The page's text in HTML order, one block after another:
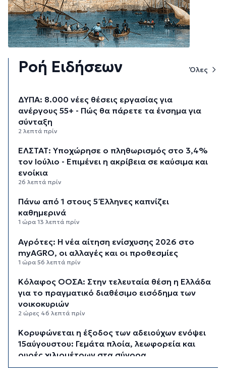
Ροή Ειδήσεων Όλες
ΔΥΠΑ: 8.000 νέες θέσεις εργασίας για
ανέργους 55+ - Πώς θα πάρετε τα ένσημα για
σύνταξη
2 λεπτά πρίν
ΕΛΣΤΑΤ: Υποχώρησε ο πληθωρισμός στο 3,4%
τον Ιούλιο - Επιμένει η ακρίβεια σε καύσιμα και
ενοίκια
26 λεπτά πρίν
Πάνω από 1 στους 5 Έλληνες καπνίζει
καθημερινά
1 ώρα 13 λεπτά πρίν
Αγρότες: Η νέα αίτηση ενίσχυσης 2026 στο
myAGRO, οι αλλαγές και οι προθεσμίες
1 ώρα 56 λεπτά πρίν
Κόλαφος ΟΟΣΑ: Στην τελευταία θέση η Ελλάδα
για το πραγματικό διαθέσιμο εισόδημα των
νοικοκυριών
2 ώρες 46 λεπτά πρίν
Κορυφώνεται η έξοδος των αδειούχων ενόψει
15αύγουστου: Γεμάτα πλοία, λεωφορεία και
ουρές χιλιομέτρων στα σύνορα